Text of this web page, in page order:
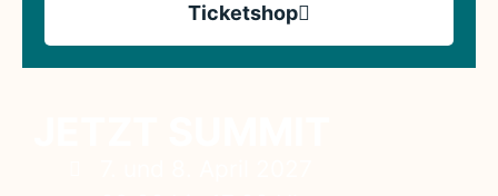
Ticketshop